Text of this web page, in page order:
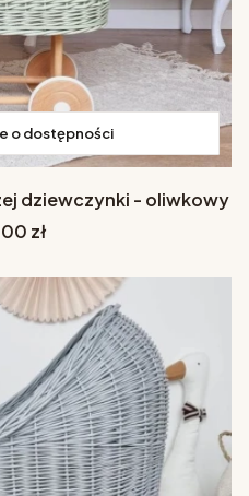
o dostępności
dziewczynki - oliwkowy
zł